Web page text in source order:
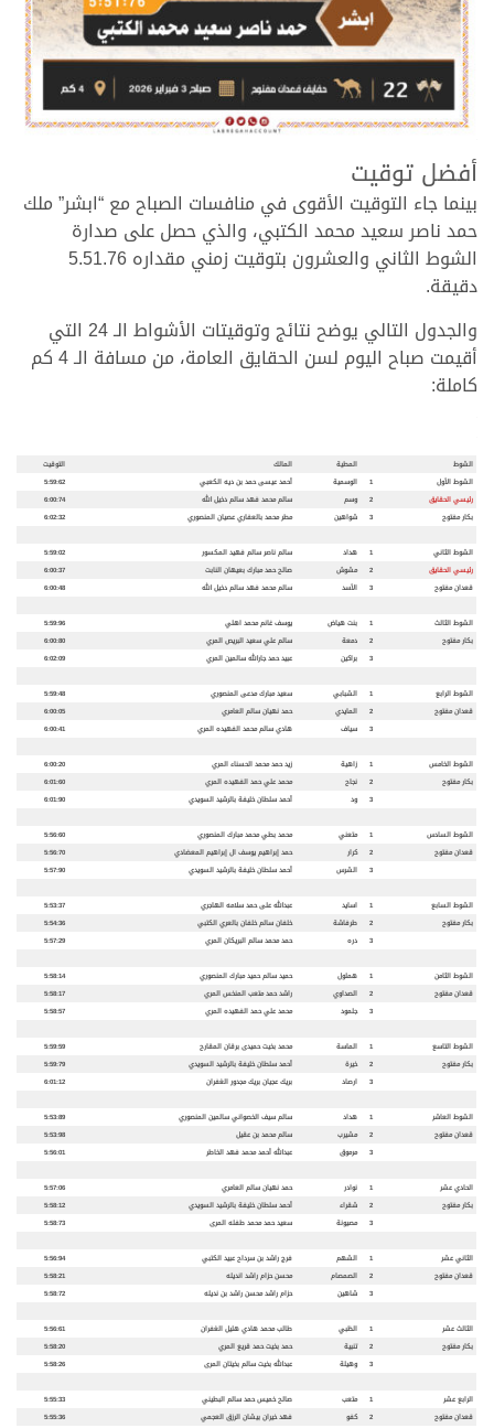
أفضل توقيت
بينما جاء التوقيت الأقوى في منافسات الصباح مع “ابشر” ملك
حمد ناصر سعيد محمد الكتبي، والذي حصل على صدارة
الشوط الثاني والعشرون بتوقيت زمني مقداره 5.51.76
دقيقة.
والجدول التالي يوضح نتائج وتوقيتات الأشواط الـ 24 التي
أقيمت صباح اليوم لسن الحقايق العامة، من مسافة الـ 4 كم
كاملة:
الشوط المطية المالك
التوقيت
الشوط الأول
1 الوسمية أحمد عيسى حمد بن ديه الكعبي
5:59:62
رئيسي الحقايق
2 وسم سالم محمد فهد سالم دخيل الله
6:00:74
بكار مفتوح
3 شواهين مطر محمد بالعفاري عصيان المنصوري 6:02:32
الشوط الثاني 1 هداد سالم ناصر سالم فهيد المكسور
5:59:02
رئيسي الحقايق
2 مشوش صالح حمد مبارك بعيهان النابت
6:00:37
قعدان مفتوح
3 الأسد سالم محمد فهد سالم دخيل الله 6:00:48
الشوط الثالث 1 بنت هياض يوسف غانم محمد اهلي
5:59:96
بكار مفتوح
2 دمعة سالم علي سعيد البريص المري
6:00:80
3
براكين عبيد حمد جارالله سالمين المري 6:02:09
الشوط الرابع 1 الشبابي سعيد مبارك مدعى المنصوري
5:59:48
قعدان مفتوح
2 المايدي حمد نهيان سالم العامري
6:00:05
3
سياف هادي سالم محمد الفهيده المري 6:00:41
الشوط الخامس 1 زاهية زيد حمد محمد الحسناء المري
6:00:20
بكار مفتوح
2 نجاح محمد علي حمد الفهيده المري
6:01:60
3
ود أحمد سلطان خليفة بالرشيد السويدي 6:01:90
الشوط السادس 1 متعني محمد بطي محمد مبارك المنصوري
5:56:60
قعدان مفتوح
2 كرار حمد إبراهيم يوسف ال إبراهيم المعضادي
5:56:70
3
الشرس أحمد سلطان خليفة بالرشيد السويدي 5:57:90
الشوط السابع 1 اسايد عبدالله على حمد سلامه الهاجري
5:53:37
بكار مفتوح
2 طرفاشة خلفان سالم خلفان بالعري الكتبي
5:54:36
3
دره حمد محمد سالم البريكان المري 5:57:29
الشوط الثامن 1 هملول حميد سالم حميد مبارك المنصوري
5:58:14
قعدان مفتوح
2 الصداوي راشد حمد متعب المنخس المري
5:58:17
3
جلمود محمد علي حمد الفهيده المري 5:58:57
الشوط التاسع 1 الماسة محمد بخيت حميدى برقان المقارح
5:59:59
بكار مفتوح
2 خيرة أحمد سلطان خليفة بالرشيد السويدي
5:59:79
3
ارصاد بريك عجيان بريك مجدور الغفران 6:01:12
الشوط العاشر 1 هداد سالم سيف الخصواني سالمين المنصوري
5:53:89
قعدان مفتوح
2 مشيرب سالم محمد بن عقيل
5:53:98
3
مرموق عبدالله أحمد محمد فهد الخاطر 5:56:01
الحادي عشر 1 نوادر حمد نهيان سالم العامري
5:57:06
بكار مفتوح
2 شقراء أحمد سلطان خليفة بالرشيد السويدي
5:58:12
3
مصيونة سعيد حمد محمد طفله المرى 5:58:73
الثاني عشر 1 الشهم فرج راشد بن سرداح عبيد الكتبي
5:56:94
قعدان مفتوح
2 الصمصام محسن حزام راشد انديله
5:58:21
3
شاهين حزام راشد محسن راشد بن نديله 5:58:72
الثالث عشر 1 الظبي طالب محمد هادي هليل الغفران
5:56:61
بكار مفتوح
2 تنبية حمد بخيت حمد قريع المري
5:58:20
3
وهيلة عبدالله بخيت سالم بخيتان المرى 5:58:26
الرابع عشر 1 متعب صالح خميس حمد سالم البطيني
5:55:33
قعدان مفتوح
2 كفو فهد خيران بيشان الرزق العجمي
5:55:36